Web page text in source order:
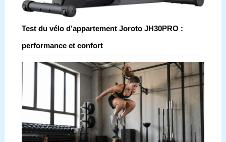
Test du vélo d’appartement Joroto JH30PRO :
performance et confort